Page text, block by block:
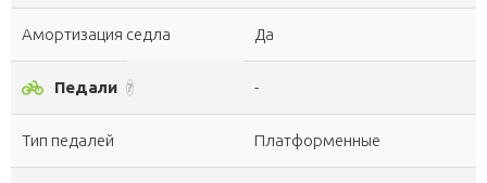
Амортизация седла Да
pedal_bike Педали ? -
Тип педалей Платформенные